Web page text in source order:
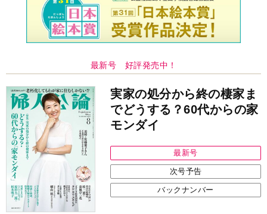
最新号 好評発売中！
実家の処分から終の棲家ま
でどうする？60代からの家
モンダイ
最新号
次号予告
バックナンバー